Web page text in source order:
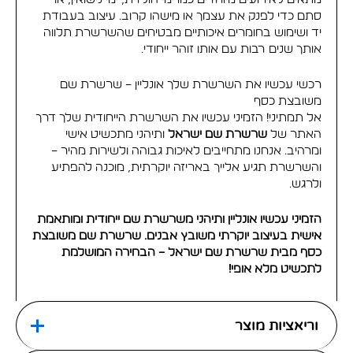
סתם כדי לפנק את עצמך או מישהו קרוב. עיצוב בעבודת
יד ושימוש בחומרים איכותיים מבטיחים שהשרשרת תלווה
אותך שנים רבות עם אותו זוהר ייחודי.
רכשי עכשיו את השרשרת שלך אונליין – שרשרת שם
משובצת כסף
אל תמתיני! הזמיני עכשיו את השרשרת הייחודית שלך דרך
האתר שלשרשרת שם ישראל ותיהני מתכשיט אישי
ומרהיב. אנחנו מתחייבים לאיכות גבוהה ולשירות מהיר –
והשרשרת תגיע אלייך באריזה יוקרתית, מוכנה להפתיע
ולרגש.
הזמיני עכשיו אונליין ותיהני משרשרת שם ייחודית ומותאמת
אישית בעיצוב יוקרתי משובץ אבנים. שרשרת שם משובצת
כסף מבית שרשרת שם ישראל – הבחירה המושלמת
לתכשיט מלא אופי!
וריאציות מוצר